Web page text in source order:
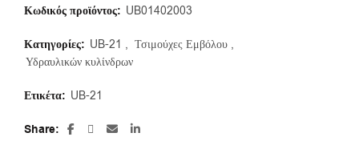
Κωδικός προϊόντος: UB01402003
Κατηγορίες: UB-21 , Τσιμούχες Εμβόλου ,
Υδραυλικών κυλίνδρων
Ετικέτα: UB-21
Share